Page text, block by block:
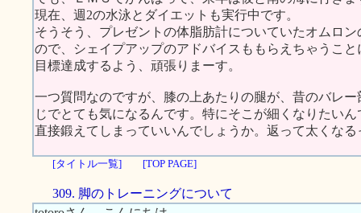
現在、週2の水泳とダイエットも実行中です。
そうそう、プレゼントの体脂肪計についていたオムロ
ので、シェイプアップのアドバイスももらえちゃうこ
目標達成するよう、頑張りまーす。
一つ質問なのですが、膝の上あたりの腿が、昔のバレ
じでとても気になるんです。特にそこが細くなりたい
直接鍛えてしまっていいんでしょうか。返って太くな
[タイトル一覧] [TOP PAGE]
309. 脚のトレーニングについて